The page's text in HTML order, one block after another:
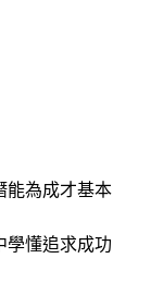
能為成才基本
學懂追求成功